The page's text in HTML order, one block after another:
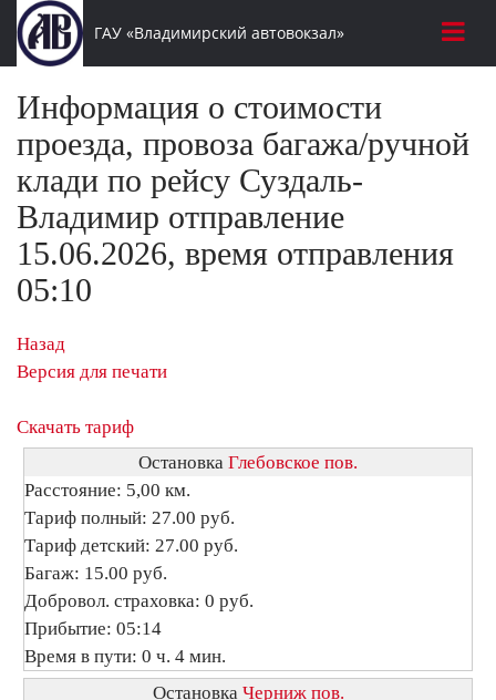
ГАУ «Владимирский автовокзал»
Информация о стоимости
проезда, провоза багажа/ручной
клади по рейсу Суздаль-
Владимир отправление
15.06.2026, время отправления
05:10
Назад
Версия для печати
Скачать тариф
Остановка Глебовское пов.
Расстояние: 5,00 км.
Тариф полный: 27.00 руб.
Тариф детский: 27.00 руб.
Багаж: 15.00 руб.
Добровол. страховка: 0 руб.
Прибытие: 05:14
Время в пути: 0 ч. 4 мин.
Остановка Черниж пов.